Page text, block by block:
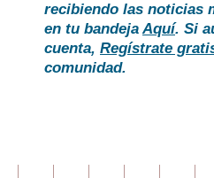
recibiendo las noticias
en tu bandejaAquí. Si
cuenta, Regístrate
comunidad.